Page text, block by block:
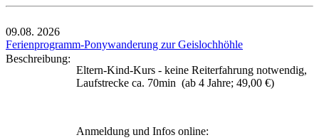
09.08. 2026
Ferienprogramm-Ponywanderung zur Geislochhöhle
Beschreibung:
Eltern-Kind-Kurs - keine Reiterfahrung notwendig,
Laufstrecke ca. 70min (ab 4 Jahre; 49,00 €)
Anmeldung und Infos online: